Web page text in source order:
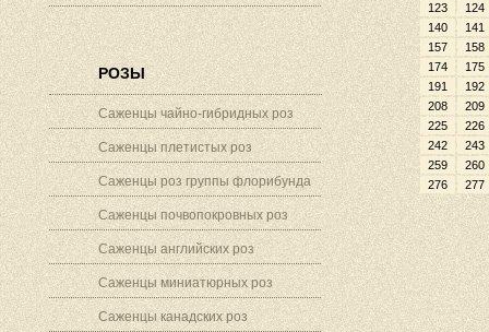
РОЗЫ
Саженцы чайно-гибридных роз
Саженцы плетистых роз
Саженцы роз группы флорибунда
Саженцы почвопокровных роз
Саженцы английских роз
Саженцы миниатюрных роз
Саженцы канадских роз
123
124
140
141
157
158
174
175
191
192
208
209
225
226
242
243
259
260
276
277